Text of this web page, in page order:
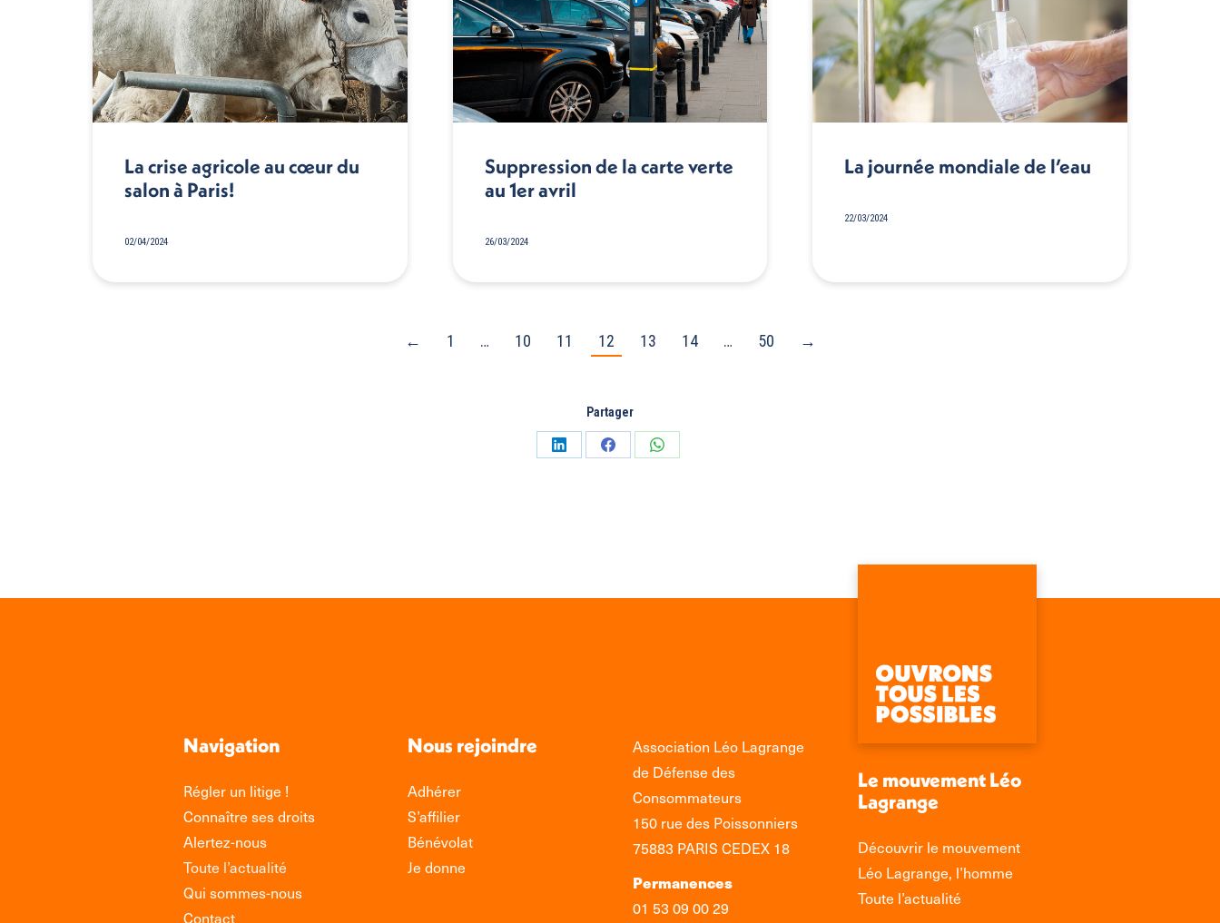
La crise agricole au cœur du
salon à Paris!
02/04/2024
Suppression de la carte verte
au 1er avril
26/03/2024
La journée mondiale de l’eau
22/03/2024
← 1 … 10 11 12 13 14 … 50 →
Partager
PartagerPartagerPartager
Navigation
Régler un litige !
Connaître ses droits
Alertez-nous
Toute l’actualité
Qui sommes-nous
Contact
Nous rejoindre
Adhérer
S’affilier
Bénévolat
Je donne
Association Léo Lagrange
de Défense des
Consommateurs
150 rue des Poissonniers
75883 PARIS CEDEX 18
Permanences
01 53 09 00 29
Le mouvement Léo
Lagrange
Découvrir le mouvement
Léo Lagrange, l’homme
Toute l’actualité